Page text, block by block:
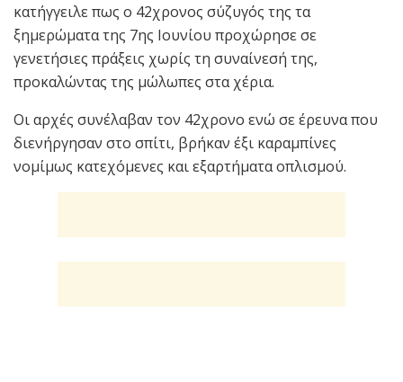
κατήγγειλε πως ο 42χρονος σύζυγός της τα
ξημερώματα της 7ης Ιουνίου προχώρησε σε
γενετήσιες πράξεις χωρίς τη συναίνεσή της,
προκαλώντας της μώλωπες στα χέρια.
Οι αρχές συνέλαβαν τον 42χρονο ενώ σε έρευνα που
διενήργησαν στο σπίτι, βρήκαν έξι καραμπίνες
νομίμως κατεχόμενες και εξαρτήματα οπλισμού.